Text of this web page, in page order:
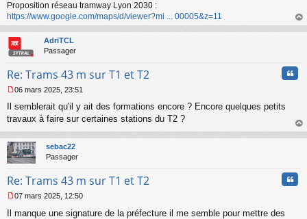
g
e
n
o
n
l
Proposition réseau tramway Lyon 2030 :
https://www.google.com/maps/d/viewer?mi ... 00005&z=11
au
AdriTCL
Passager
Re: Trams 43 m sur T1 et T2
e
s
a
g
e
o
l
u
06 mars 2025, 23:51
Il semblerait qu'il y ait des formations encore ? Encore quelques petits
travaux à faire sur certaines stations du T2 ?
au
sebac22
Passager
Re: Trams 43 m sur T1 et T2
e
07 mars 2025, 12:50
Il manque une signature de la préfecture il me semble pour mettre des